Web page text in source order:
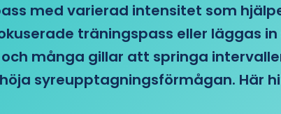
med varierad intensitet som
träningspass eller läggas
många gillar att springa
syreupptagningsförmågan. Här